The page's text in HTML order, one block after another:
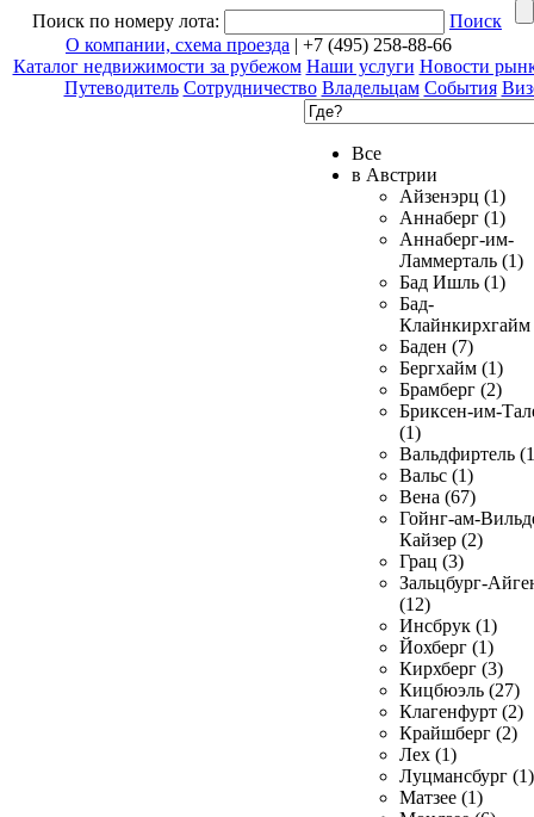
Поиск по номеру лота:
Поиск
О компании, схема проезда | +7 (495) 258-88-66
Каталог недвижимости за рубежом Наши услуги Новости
Путеводитель Сотрудничество Владельцам События
Все
в Австрии
Айзенэрц (1)
Аннаберг (1)
Аннаберг-им-
Ламмерталь (1)
Бад Ишль (1)
Бад-
Клайнкирхгайм
Баден (7)
Бергхайм (1)
Брамберг (2)
Бриксен-им-
(1)
Вальдфиртель
Вальс (1)
Вена (67)
Гойнг-ам-
Кайзер (2)
Грац (3)
Зальцбург-
(12)
Инсбрук (1)
Йохберг (1)
Кирхберг (3)
Кицбюэль (27)
Клагенфурт (2)
Крайшберг (2)
Лех (1)
Луцмансбург (1)
Матзее (1)